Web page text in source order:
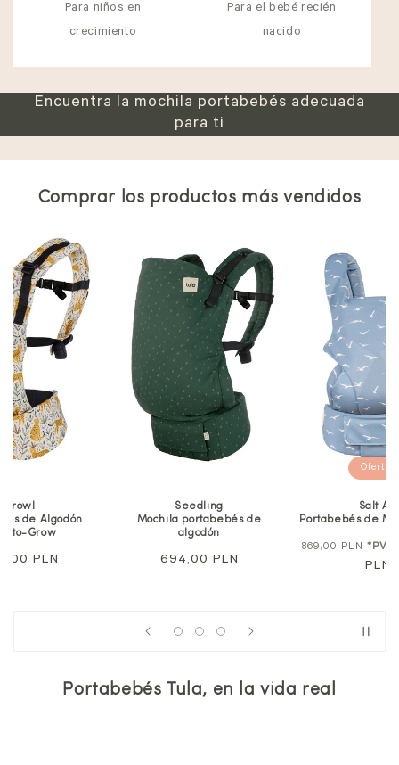
Para niños en
crecimiento
Para el bebé recién
nacido
Encuentra la mochila portabebés adecuada
para ti
Comprar los productos más vendidos
portabebés de
PLN
Salt Air
Portabebés de Malla Explore
habitual
de
PLN
Portabebés de
Precio
650,00
Portabebés Tula, en la vida real